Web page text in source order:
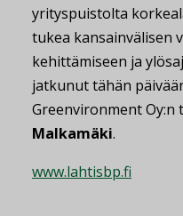
yrityspuistolta
tukea kansainvälisen
kehittämiseen ja
jatkunut tähän
Greenvironment
Malkamäki.
www.lahtisbp.fi